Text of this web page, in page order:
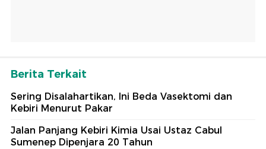
Berita Terkait
Sering Disalahartikan, Ini Beda Vasektomi dan
Kebiri Menurut Pakar
Jalan Panjang Kebiri Kimia Usai Ustaz Cabul
Sumenep Dipenjara 20 Tahun